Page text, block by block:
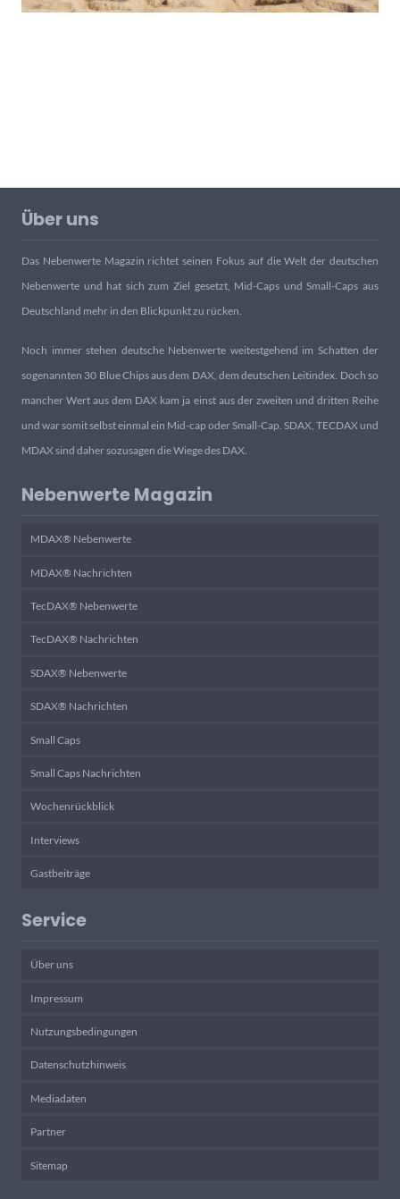
Über uns
Das Nebenwerte Magazin richtet seinen Fokus auf die Welt der deutschen
Nebenwerte und hat sich zum Ziel gesetzt, Mid-Caps und Small-Caps aus
Deutschland mehr in den Blickpunkt zu rücken.
Noch immer stehen deutsche Nebenwerte weitestgehend im Schatten der
sogenannten 30 Blue Chips aus dem DAX, dem deutschen Leitindex. Doch so
mancher Wert aus dem DAX kam ja einst aus der zweiten und dritten Reihe
und war somit selbst einmal ein Mid-cap oder Small-Cap. SDAX, TECDAX und
MDAX sind daher sozusagen die Wiege des DAX.
Nebenwerte Magazin
MDAX® Nebenwerte
MDAX® Nachrichten
TecDAX® Nebenwerte
TecDAX® Nachrichten
SDAX® Nebenwerte
SDAX® Nachrichten
Small Caps
Small Caps Nachrichten
Wochenrückblick
Interviews
Gastbeiträge
Service
Über uns
Impressum
Nutzungsbedingungen
Datenschutzhinweis
Mediadaten
Partner
Sitemap